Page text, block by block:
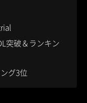
突破＆ランキン
グ3位